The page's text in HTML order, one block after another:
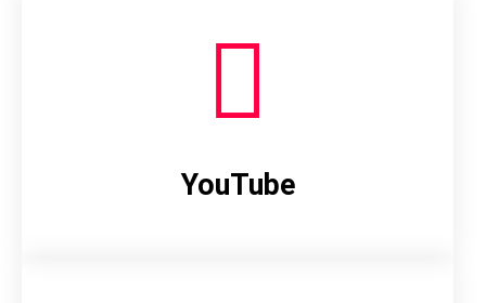
YouTube